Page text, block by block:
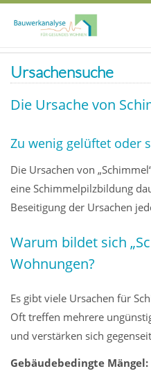
Ursachensuche
Die Ursache von
Zu wenig gelüftet oder
Die Ursachen von
eine Schimmelpilzbildung
Beseitigung der Ursachen
Warum bildet sich
Wohnungen?
Es gibt viele Ursachen für
Oft treffen mehrere
und verstärken sich
Gebäudebedingte Mängel: